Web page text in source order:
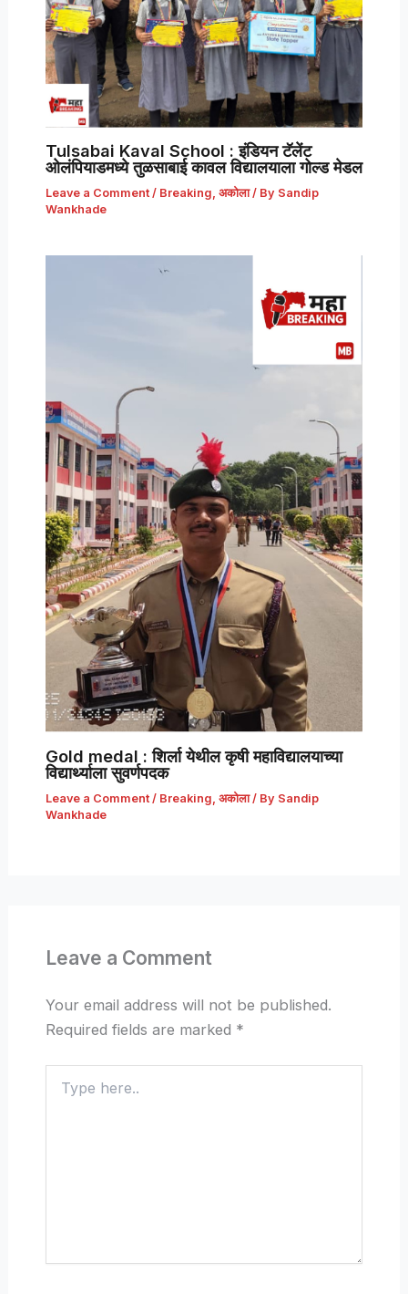
Tulsabai Kaval School : इंडियन टॅलेंट
ओलंपियाडमध्ये तुळसाबाई कावल विद्यालयाला गोल्ड मेडल
Leave a Comment / Breaking अकोला/ By Sandip
Wankhade
Gold medal : शिर्ला येथील कृषी महाविद्यालयाच्या
विद्यार्थ्याला सुवर्णपदक
Leave a Comment / Breaking अकोला/ By Sandip
Wankhade
Leave a Comment
Your email address will not be published.
Required fields are marked *
here..